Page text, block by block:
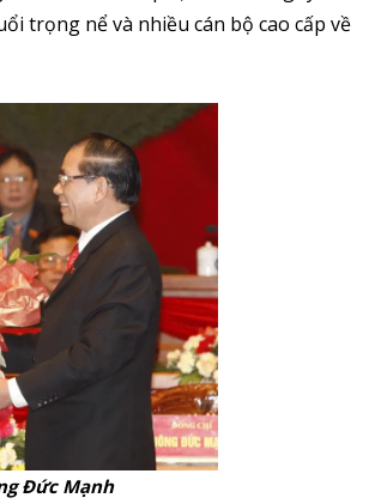
trọng nể và nhiều cán bộ cao cấp về
Đức Mạnh